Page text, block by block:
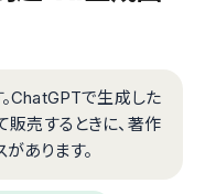
ChatGPTで生成した
販売するときに、著作
あります。